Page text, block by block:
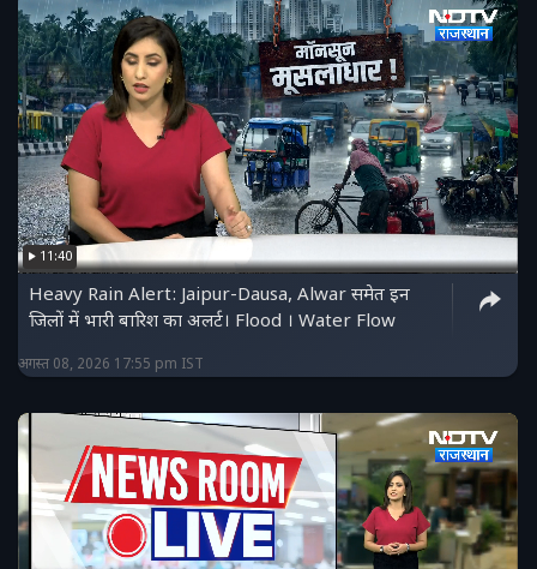
11:40
Heavy Rain Alert: Jaipur-Dausa, Alwar समेत इन
जिलों में भारी बारिश का अलर्ट। Flood । Water Flow
अगस्त 08, 2026 17:55 pm IST